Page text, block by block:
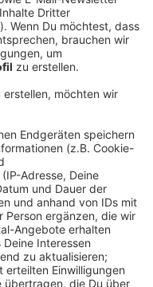
unter Verdacht
gegen vier
und Wiesdorf.
die Polizei ihre
wurden
aber nicht, so die